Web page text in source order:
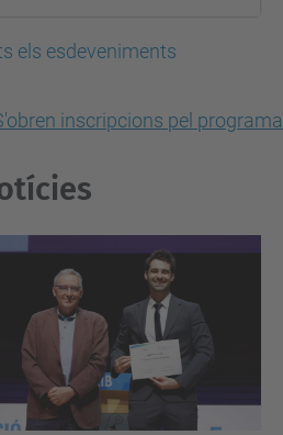
els esdeveniments